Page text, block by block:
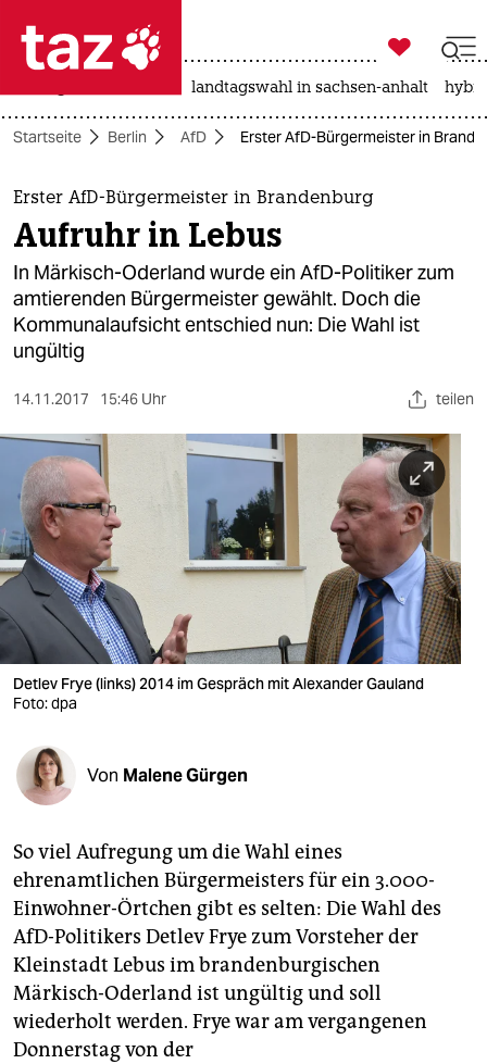
 taz zahl ich
taz zahl ich
themen
politik
öko
gesellschaft
kultur
sport
berlin
nord
wahrheit
verlag
verlag
shop
fragen & hilfe
unterstützen
abo
genossenschaft
epaper login

taz zahl ich
landtagswahl in sachsen-anhalt
Startseite Berlin AfD Erster AfD-Bürgermeister in
Erster AfD-Bürgermeister in Brandenburg
Aufruhr in Lebus
In Märkisch-Oderland wurde ein AfD-Politiker zum
amtierenden Bürgermeister gewählt. Doch die
Kommunalaufsicht entschied nun: Die Wahl ist
ungültig
14.11.2017 15:46 Uhr teilen
Detlev Frye (links) 2014 im Gespräch mit Alexander Gauland
Foto: dpa
Von Malene Gürgen
So viel Aufregung um die Wahl eines
ehrenamtlichen Bürgermeisters für ein 3.000-
Einwohner-Örtchen gibt es selten: Die Wahl des
AfD-Politikers Detlev Frye zum Vorsteher der
Kleinstadt Lebus im brandenburgischen
Märkisch-Oderland ist ungültig und soll
wiederholt werden. Frye war am vergangenen
Donnerstag von der